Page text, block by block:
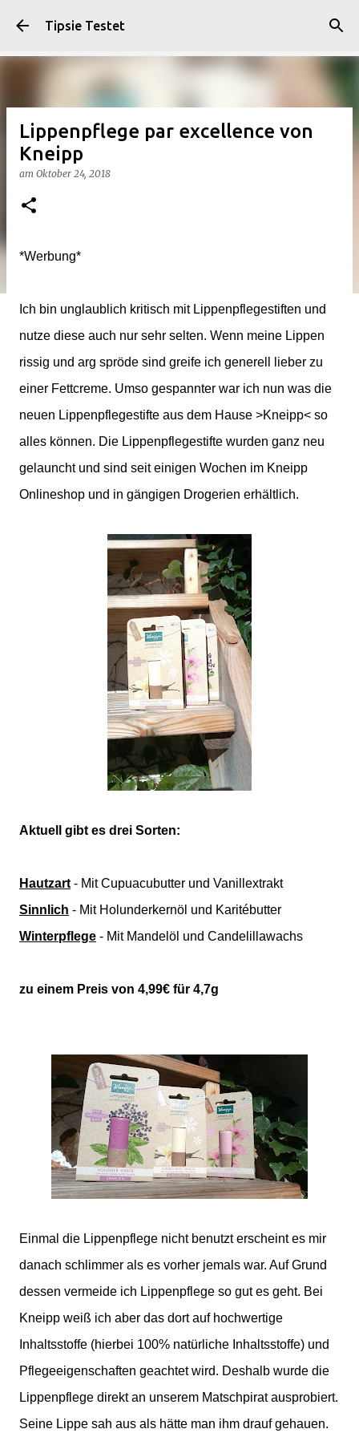
Direkt zum Hauptbereich
Tipsie Testet
Lippenpflege par excellence von
Kneipp
am Oktober 24, 2018
*Werbung*
Ich bin unglaublich kritisch mit Lippenpflegestiften und
nutze diese auch nur sehr selten. Wenn meine Lippen
rissig und arg spröde sind greife ich generell lieber zu
einer Fettcreme. Umso gespannter war ich nun was die
neuen Lippenpflegestifte aus dem Hause >Kneipp< so
alles können. Die Lippenpflegestifte wurden ganz neu
gelauncht und sind seit einigen Wochen im Kneipp
Onlineshop und in gängigen Drogerien erhältlich.
Aktuell gibt es drei Sorten:
Hautzart - Mit Cupuacubutter und Vanillextrakt
Sinnlich - Mit Holunderkernöl und Karitébutter
Winterpflege - Mit Mandelöl und Candelillawachs
zu einem Preis von 4,99€ für 4,7g
Einmal die Lippenpflege nicht benutzt erscheint es mir
danach schlimmer als es vorher jemals war. Auf Grund
dessen vermeide ich Lippenpflege so gut es geht. Bei
Kneipp weiß ich aber das dort auf hochwertige
Inhaltsstoffe (hierbei 100% natürliche Inhaltsstoffe) und
Pflegeeigenschaften geachtet wird. Deshalb wurde die
Lippenpflege direkt an unserem Matschpirat ausprobiert.
Seine Lippe sah aus als hätte man ihm drauf gehauen.